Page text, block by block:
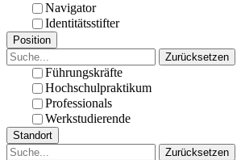
Navigator
Identitätsstifter
Position
Zurücksetzen
Führungskräfte
Hochschulpraktikum
Professionals
Werkstudierende
Standort
Zurücksetzen